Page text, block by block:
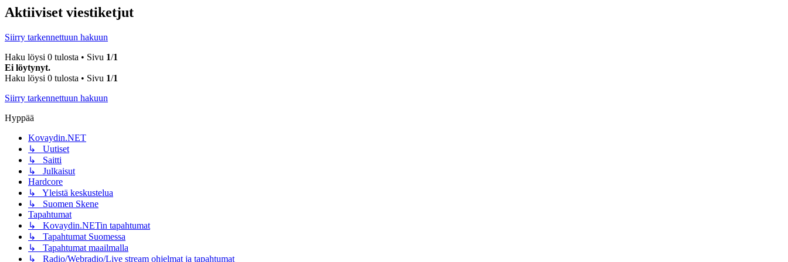
Aktiiviset viestiketjut
Siirry tarkennettuun hakuun
Haku löysi 0 tulosta • Sivu 1/1
Ei löytynyt.
Haku löysi 0 tulosta • Sivu 1/1
Siirry tarkennettuun hakuun
Hyppää
Kovaydin.NET
↳ Uutiset
↳ Saitti
↳ Julkaisut
Hardcore
↳ Yleistä keskustelua
↳ Suomen Skene
Tapahtumat
↳ Kovaydin.NETin tapahtumat
↳ Tapahtumat Suomessa
↳ Tapahtumat maailmalla
↳ Radio/Webradio/Live stream ohjelmat ja tapahtumat